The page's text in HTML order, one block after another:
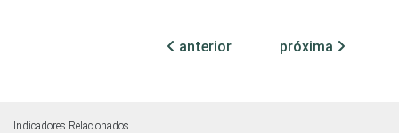
Com
anterior próxima
Indicadores Relacionados